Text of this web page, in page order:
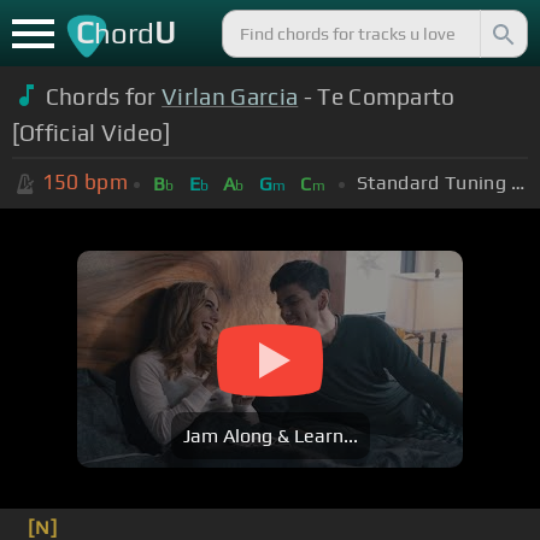
ChordU
Chords forVirlan Garcia - Te Comparto
[Official Video]
150 bpm Bb Eb Ab Gm Cm Standard Tuning (EADGBE)
Jam Along & Learn...
[N]